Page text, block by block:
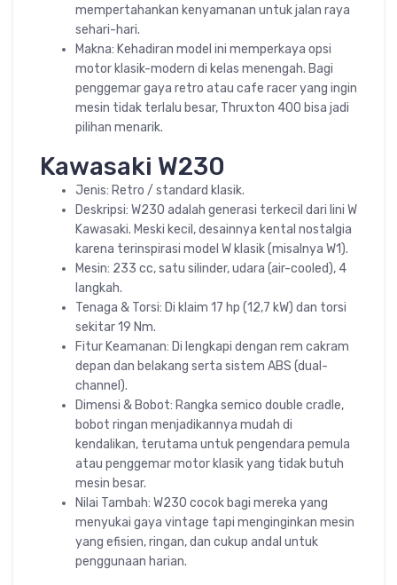
mempertahankan kenyamanan untuk jalan raya
sehari-hari.
Makna: Kehadiran model ini memperkaya opsi
motor klasik-modern di kelas menengah. Bagi
penggemar gaya retro atau cafe racer yang ingin
mesin tidak terlalu besar, Thruxton 400 bisa jadi
pilihan menarik.
Kawasaki W230
Jenis: Retro / standard klasik.
Deskripsi: W230 adalah generasi terkecil dari lini W
Kawasaki. Meski kecil, desainnya kental nostalgia
karena terinspirasi model W klasik (misalnya W1).
Mesin: 233 cc, satu silinder, udara (air-cooled), 4
langkah.
Tenaga & Torsi: Di klaim 17 hp (12,7 kW) dan torsi
sekitar 19 Nm.
Fitur Keamanan: Di lengkapi dengan rem cakram
depan dan belakang serta sistem ABS (dual-
channel).
Dimensi & Bobot: Rangka semico double cradle,
bobot ringan menjadikannya mudah di
kendalikan, terutama untuk pengendara pemula
atau penggemar motor klasik yang tidak butuh
mesin besar.
Nilai Tambah: W230 cocok bagi mereka yang
menyukai gaya vintage tapi menginginkan mesin
yang efisien, ringan, dan cukup andal untuk
penggunaan harian.